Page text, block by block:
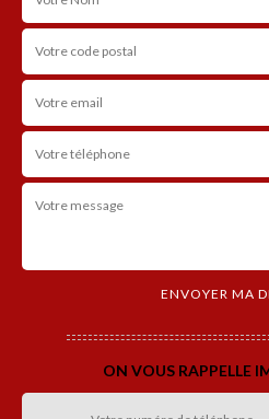
ON VOUS RAPPELLE